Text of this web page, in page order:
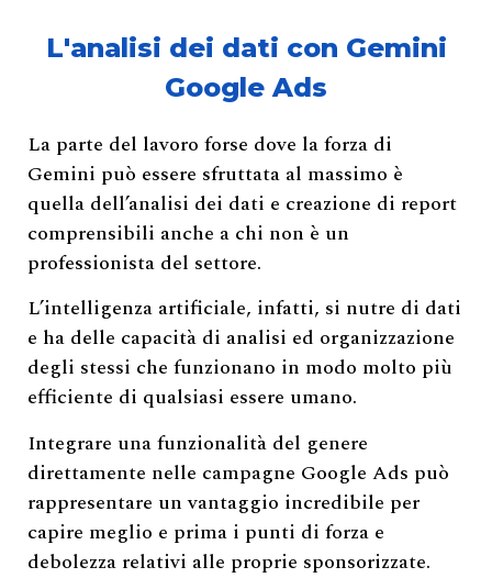
L'analisi dei dati con Gemini
Google Ads
La parte del lavoro forse dove la forza di
Gemini può essere sfruttata al massimo è
quella dell’analisi dei dati e creazione di report
comprensibili anche a chi non è un
professionista del settore.
L’intelligenza artificiale, infatti, si nutre di dati
e ha delle capacità di analisi ed organizzazione
degli stessi che funzionano in modo molto più
efficiente di qualsiasi essere umano.
Integrare una funzionalità del genere
direttamente nelle campagne Google Ads può
rappresentare un vantaggio incredibile per
capire meglio e prima i punti di forza e
debolezza relativi alle proprie sponsorizzate.